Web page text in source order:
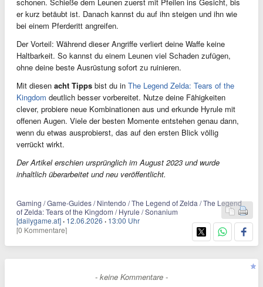
er kurz betäubt ist. Danach kannst du auf ihn steigen und ihn wie
bei einem Pferderitt angreifen.
Der Vorteil: Während dieser Angriffe verliert deine Waffe keine
Haltbarkeit. So kannst du einem Leunen viel Schaden zufügen,
ohne deine beste Ausrüstung sofort zu ruinieren.
Mit diesen acht Tipps bist du in The Legend Zelda: Tears of the
Kingdom deutlich besser vorbereitet. Nutze deine Fähigkeiten
clever, probiere neue Kombinationen aus und erkunde Hyrule mit
offenen Augen. Viele der besten Momente entstehen genau dann,
wenn du etwas ausprobierst, das auf den ersten Blick völlig
verrückt wirkt.
Der Artikel erschien ursprünglich im August 2023 und wurde
inhaltlich überarbeitet und neu veröffentlicht.
Gaming / Game-Guides / Nintendo / The Legend of Zelda / The Legend
of Zelda: Tears of the Kingdom / Hyrule / Sonanium
[dailygame.at] · 12.06.2026 · 13:00 Uhr
[0 Kommentare]
- keine Kommentare -